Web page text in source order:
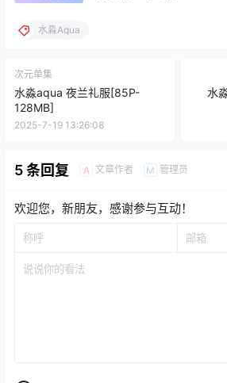
水淼Aqua
次元单集
水淼aqua 夜兰礼服[85P-
128MB]
2025-7-19 13:26:08
水
5 条回复 A 文章作者 M 管理员
欢迎您，新朋友，感谢参与互动！